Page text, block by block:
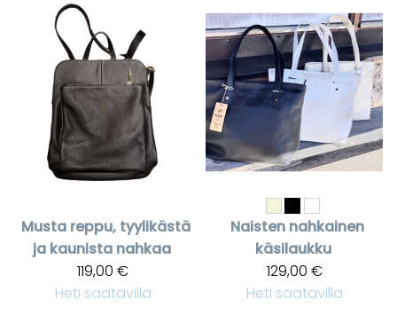
Musta reppu, tyylikästä
ja kaunista nahkaa
119,00 €
Heti saatavilla
Naisten nahkainen
käsilaukku
129,00 €
Heti saatavilla